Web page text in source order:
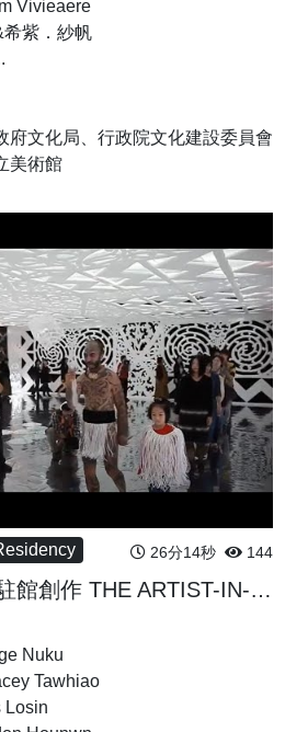
Vivieaere
紫．紗帆
府文化局、行政院文化建設委員會
美術館
26分14秒 144
2012 年藝術家駐館創作 THE ARTIST-IN-RESIDENCE PROGRAM
Nuku
Tawhiao
Losin